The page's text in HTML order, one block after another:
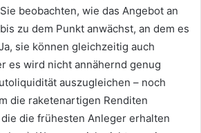
beobachten, wie das Angebot an
zu dem Punkt anwächst, an dem es
sie können gleichzeitig auch
es wird nicht annähernd genug
auszugleichen – noch
die raketenartigen Renditen
die frühesten Anleger erhalten